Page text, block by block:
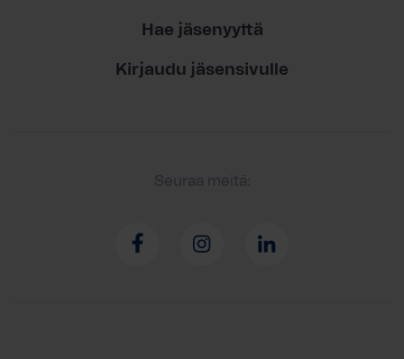
Hae jäsenyyttä
Kirjaudu jäsensivulle
Seuraa meitä: